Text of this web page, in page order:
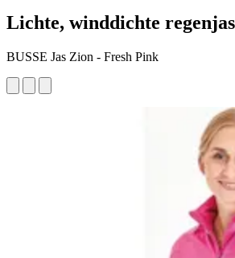
Lichte, winddichte regenjas
BUSSE Jas Zion - Fresh Pink